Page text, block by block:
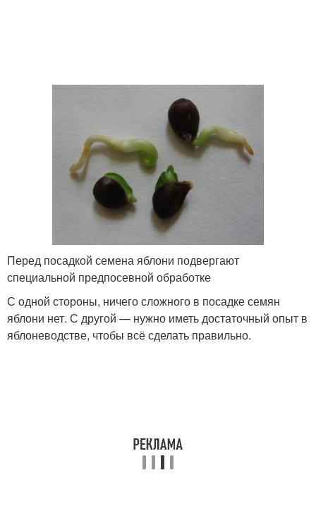
Перед посадкой семена яблони подвергают
специальной предпосевной обработке
С одной стороны, ничего сложного в посадке семян
яблони нет. С другой — нужно иметь достаточный опыт в
яблоневодстве, чтобы всё сделать правильно.